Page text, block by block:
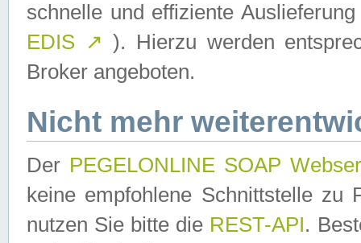
schnelle und effiziente
EDIS ↗ ). Hierzu werden
Broker angeboten.
Nicht mehr
Der PEGELONLINE SOAP
keine empfohlene Schnittstelle zu
nutzen Sie bitte die REST-API.